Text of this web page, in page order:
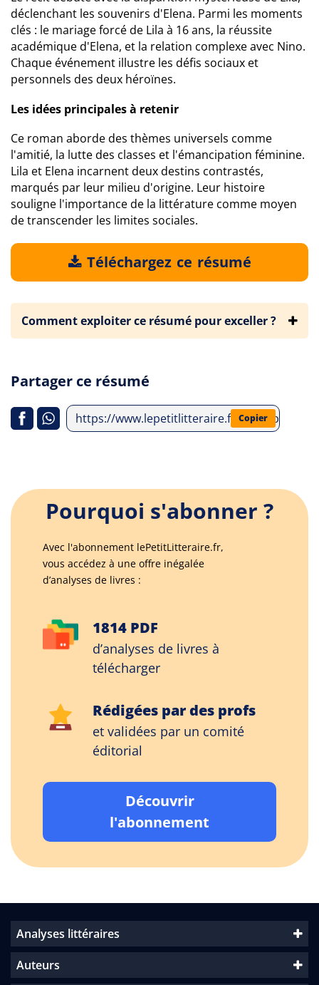
déclenchant les souvenirs d'Elena. Parmi les moments
clés : le mariage forcé de Lila à 16 ans, la réussite
académique d'Elena, et la relation complexe avec Nino.
Chaque événement illustre les défis sociaux et
personnels des deux héroïnes.
Les idées principales à retenir
Ce roman aborde des thèmes universels comme
l'amitié, la lutte des classes et l'émancipation féminine.
Lila et Elena incarnent deux destins contrastés,
marqués par leur milieu d'origine. Leur histoire
souligne l'importance de la littérature comme moyen
de transcender les limites sociales.
Téléchargez ce résumé
Comment exploiter ce résumé pour exceller ?
Partager ce résumé
https://www.lepetitlitteraire.fr/index.php/
Copier
Pourquoi s'abonner ?
Avec l'abonnement lePetitLitteraire.fr,
vous accédez à une offre inégalée
d’analyses de livres :
1814 PDF
d’analyses de livres à
télécharger
Rédigées par des profs
et validées par un comité
éditorial
Découvrir
l'abonnement
Analyses littéraires
Auteurs